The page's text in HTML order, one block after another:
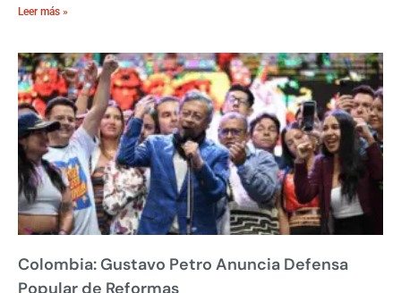
Leer más »
Colombia: Gustavo Petro Anuncia Defensa
Popular de Reformas